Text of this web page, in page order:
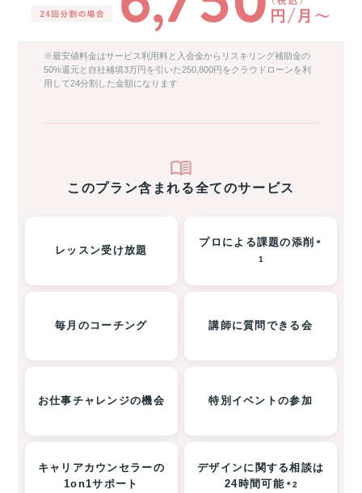
※最安値料金はサービス利用料と入会金からリスキリング補助金の
50%還元と自社補填3万円を引いた250,800円をクラウドローンを利
用して24分割した金額になります
このプラン含まれる全てのサービス
レッスン受け放題
プロによる課題の添削 ＊
1
毎月のコーチング 講師に質問できる会
お仕事チャレンジの機会 特別イベントの参加
キャリアカウンセラーの
1on1サポート
デザインに関する相談は
24時間可能＊2